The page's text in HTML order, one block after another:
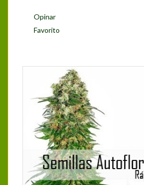
Opinar
Favorito